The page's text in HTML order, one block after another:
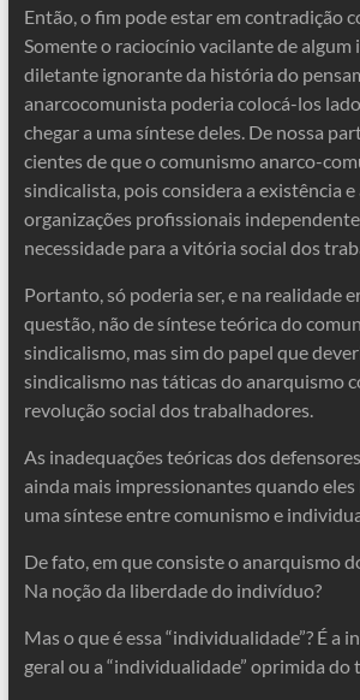
Então, o fim pode estar em contradição
Somente o raciocínio vacilante de algum
diletante ignorante da história do
anarcocomunista poderia colocá-los
chegar a uma síntese deles. De nossa
cientes de que o comunismo anarco-
sindicalista, pois considera a existência e
organizações profissionais
necessidade para a vitória social dos
Portanto, só poderia ser, e na realidade
questão, não de síntese teórica do
sindicalismo, mas sim do papel que
sindicalismo nas táticas do anarquismo
revolução social dos trabalhadores.
As inadequações teóricas dos
ainda mais impressionantes quando eles
uma síntese entre comunismo e
De fato, em que consiste o anarquismo
Na noção da liberdade do indivíduo?
Mas o que é essa “individualidade”? É a
geral ou a “individualidade” oprimida do